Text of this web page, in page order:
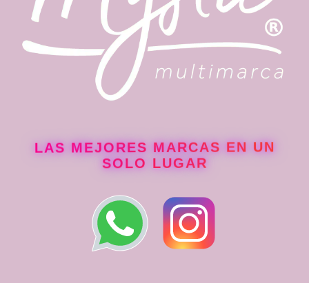
LAS MEJORES MARCAS EN UN
SOLO LUGAR